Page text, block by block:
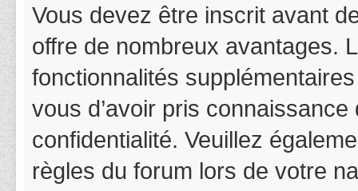
Vous devez être inscrit avant
offre de nombreux avantages.
fonctionnalités
vous d’avoir pris
confidentialité. Veuillez
règles du forum lors de votre